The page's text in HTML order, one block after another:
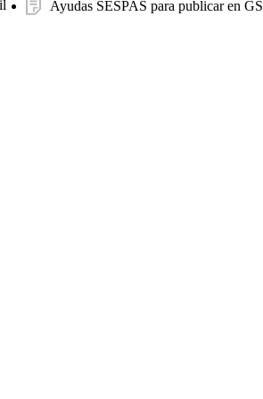
Ayudas SESPAS para publicar en GS